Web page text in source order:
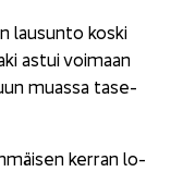
lausun­to koski
astui voi­maan
muas­sa tase-​
ker­ran lo­